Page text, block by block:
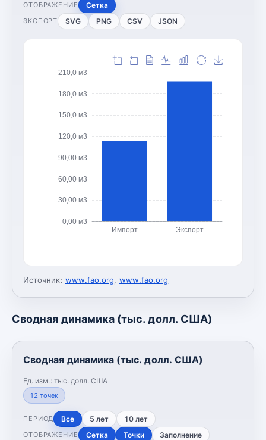
ОТОБРАЖЕНИЕ Сетка
ЭКСПОРТ SVG PNG CSV JSON
0,00 м3
30,00 м3
60,00 м3
90,00 м3
120,0 м3
150,0 м3
180,0 м3
210,0 м3
Импорт Экспорт
Источник: www.fao.org, www.fao.org
Сводная динамика (тыс. долл. США)
Сводная динамика (тыс. долл. США)
Ед. изм.: тыс. долл. США
12 точек
ПЕРИОД Все 5 лет 10 лет
ОТОБРАЖЕНИЕ Сетка Точки Заполнение